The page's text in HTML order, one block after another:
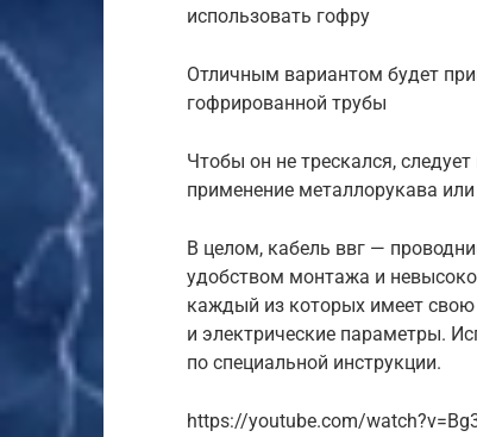
использовать гофру
Отличным вариантом будет
гофрированной трубы
Чтобы он не трескался,
применение металлорукава
В целом, кабель ввг —
удобством монтажа и
каждый из которых имеет
и электрические параметры.
по специальной инструкции.
https://youtube.com/